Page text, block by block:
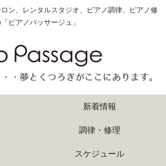
ン、レンタルスタジオ、ピアノ調律、ピアノ修
ピアノパッサージュ」
新着情報
調律・修理
スケジュール